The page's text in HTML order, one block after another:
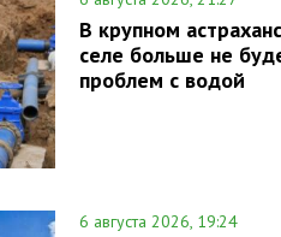
В крупном
селе больше не
проблем с водой
6 августа 2026, 19:24